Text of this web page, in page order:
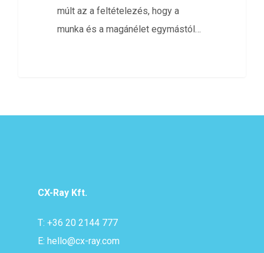
múlt az a feltételezés, hogy a
munka és a magánélet egymástól…
CX-Ray Kft.
T: +36 20 2144 777
E: hello@cx-ray.com